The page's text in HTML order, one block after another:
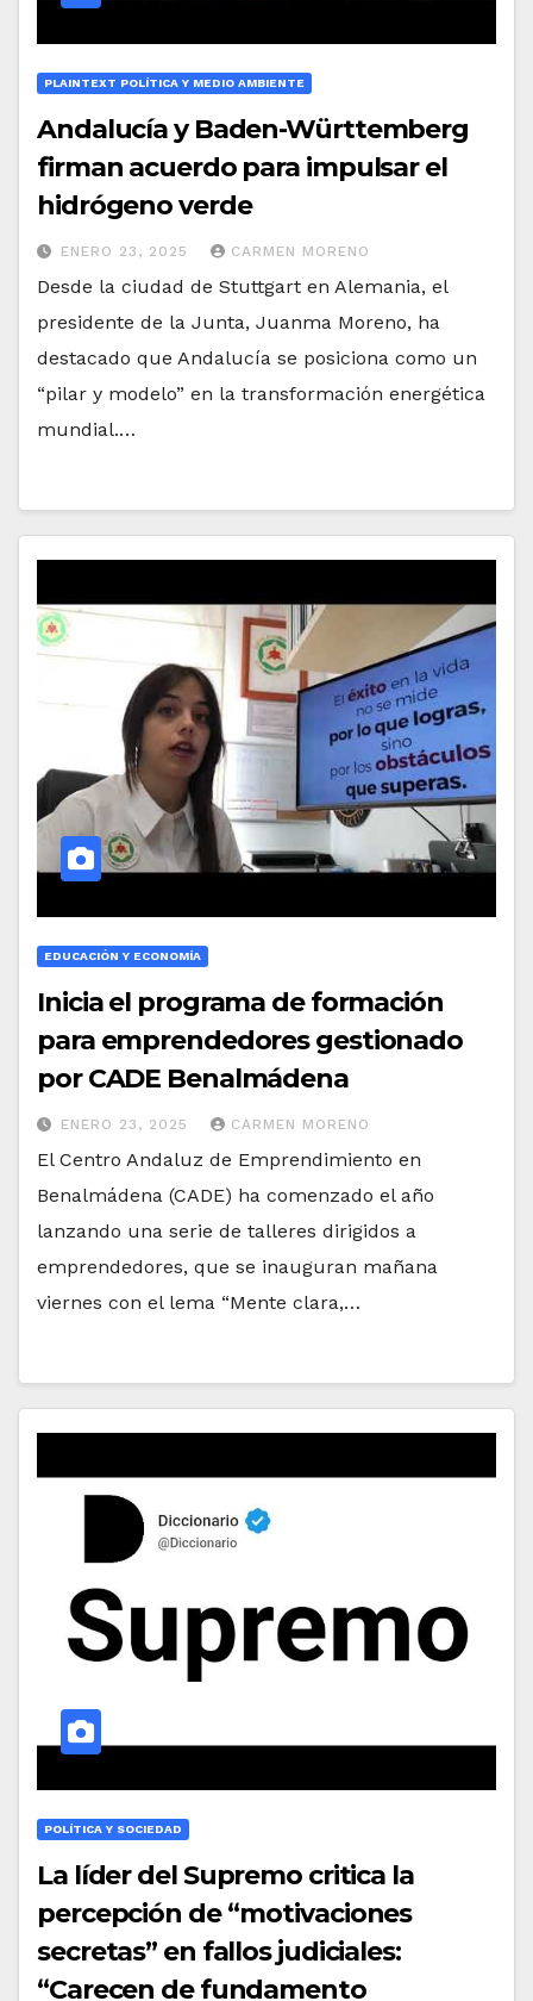
PLAINTEXT POLÍTICA Y MEDIO AMBIENTE
Andalucía y Baden-Württemberg
firman acuerdo para impulsar el
hidrógeno verde
ENERO 23, 2025 CARMEN MORENO
Desde la ciudad de Stuttgart en Alemania, el
presidente de la Junta, Juanma Moreno, ha
destacado que Andalucía se posiciona como un
“pilar y modelo” en la transformación energética
mundial.…
EDUCACIÓN Y ECONOMÍA
Inicia el programa de formación
para emprendedores gestionado
por CADE Benalmádena
ENERO 23, 2025 CARMEN MORENO
El Centro Andaluz de Emprendimiento en
Benalmádena (CADE) ha comenzado el año
lanzando una serie de talleres dirigidos a
emprendedores, que se inauguran mañana
viernes con el lema “Mente clara,…
POLÍTICA Y SOCIEDAD
La líder del Supremo critica la
percepción de “motivaciones
secretas” en fallos judiciales:
“Carecen de fundamento